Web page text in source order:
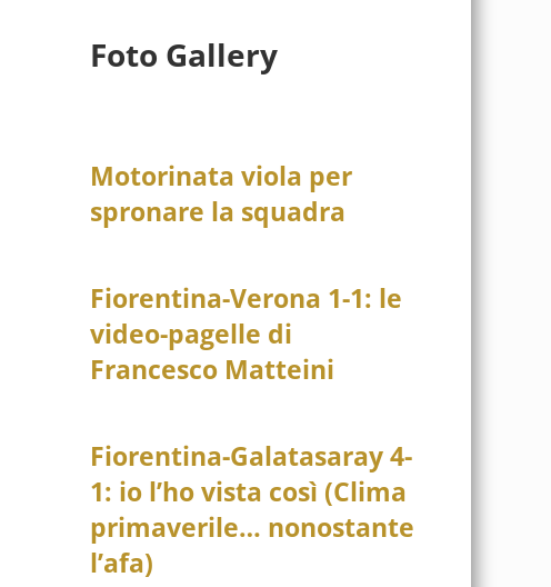
Foto Gallery
Motorinata viola per
spronare la squadra
Fiorentina-Verona 1-1: le
video-pagelle di
Francesco Matteini
Fiorentina-Galatasaray 4-
1: io l’ho vista così (Clima
primaverile… nonostante
l’afa)